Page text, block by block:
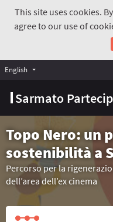
This site uses cookies.
agree to our use of
Sarmato
English Choose language
Topo Nero: un
sostenibilità a
Percorso per la
dell’area dell’ex cinema